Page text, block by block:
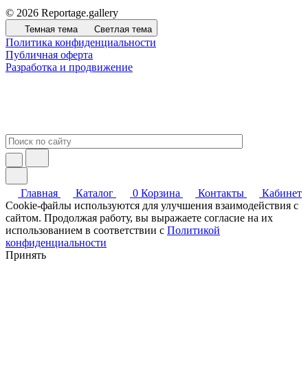
© 2026 Reportage.gallery
Темная тема Светлая тема
Политика конфиденциальности
Публичная оферта
Разработка и продвижение
Главная Каталог 0 Корзина Контакты
Кабинет
Cookie-файлы используются для улучшения взаимодействия с
сайтом. Продолжая работу, вы выражаете согласие на их
использованием в соответствии с Политикой
конфиденциальности
Принять